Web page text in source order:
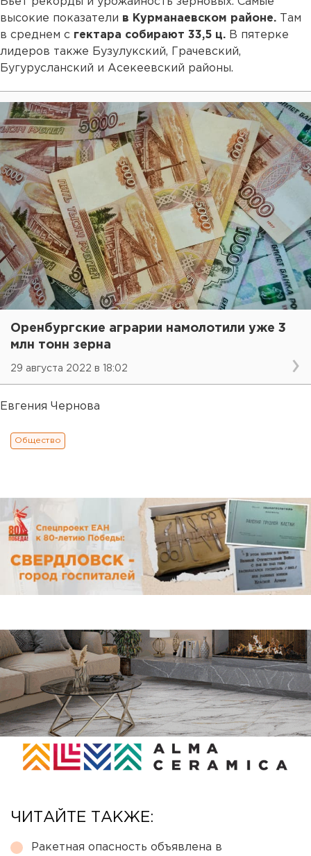
высокие показатели в Курманаевском районе. Там
в среднем с гектара собирают 33,5 ц. В пятерке
лидеров также Бузулукский, Грачевский,
Бугурусланский и Асекеевский районы.
Оренбургские аграрии намолотили уже 3
млн тонн зерна
29 августа 2022 в 18:02
Евгения Чернова
Общество
ЧИТАЙТЕ ТАКЖЕ:
Ракетная опасность объявлена в